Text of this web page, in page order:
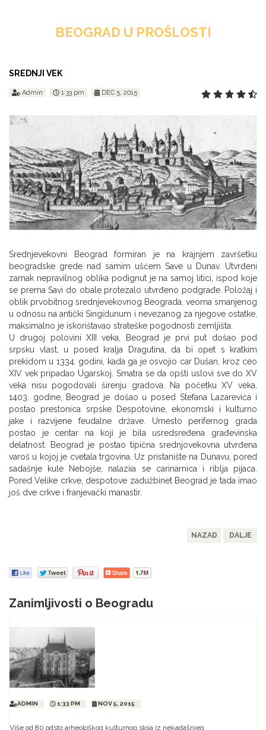
BEOGRAD U PROŠLOSTI
SREDNJI VEK
Admin 1:33 pm DEC 5, 2015
Srednjevekovni Beograd formiran je na krajnjem završetku
beogradske grede nad samim ušćem Save u Dunav. Utvrđeni
zamak nepravilnog oblika podignut je na samoj litici, ispod koje
se prema Savi do obale protezalo utvrđeno podgrađe. Položaj i
oblik prvobitnog srednjevekovnog Beograda, veoma smanjenog
u odnosu na antički Singidunum i nevezanog za njegove ostatke,
maksimalno je iskorištavao strateške pogodnosti zemljišta.
U drugoj polovini XIII veka, Beograd je prvi put došao pod
srpsku vlast, u posed kralja Dragutina, da bi opet s kratkim
prekidom u 1334. godini, kada ga je osvojio car Dušan, kroz ceo
XIV vek pripadao Ugarskoj. Smatra se da opšti uslovi sve do XV
veka nisu pogodovali širenju gradova. Na početku XV veka,
1403. godine, Beograd je došao u posed Stefana Lazarevića i
postao prestonica srpske Despotovine, ekonomski i kulturno
jake i razvijene feudalne države. Umesto perifernog grada
postao je centar na koji je bila usredsređena građevinska
delatnost. Beograd je postao tipična srednjovekovna utvrđena
varoš u kojoj je cvetala trgovina. Uz pristanište na Dunavu, pored
sadašnje kule Nebojše, nalaziia se carinarnica i riblja pijaca.
Pored Velike crkve, despotove zadužbinet Beograd je tada imao
još dve crkve i franjevački manastir.
NAZAD DALJE
Zanimljivosti o Beogradu
ADMIN 1:33 PM NOV 5, 2015
Više od 80 odsto arheološkog kulturnog sloja iz nekadašnjeg